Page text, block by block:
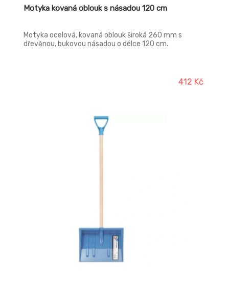
Motyka kovaná oblouk s násadou 120 cm
Motyka ocelová, kovaná oblouk široká 260 mm s
dřevěnou, bukovou násadou o délce 120 cm.
412 Kč